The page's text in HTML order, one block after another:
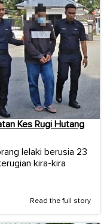
Kes Rugi Hutang
lelaki berusia 23
kira-kira
Read the full story